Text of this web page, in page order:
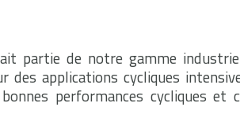
partie de notre gamme
des applications cycliques
performances cycliques et